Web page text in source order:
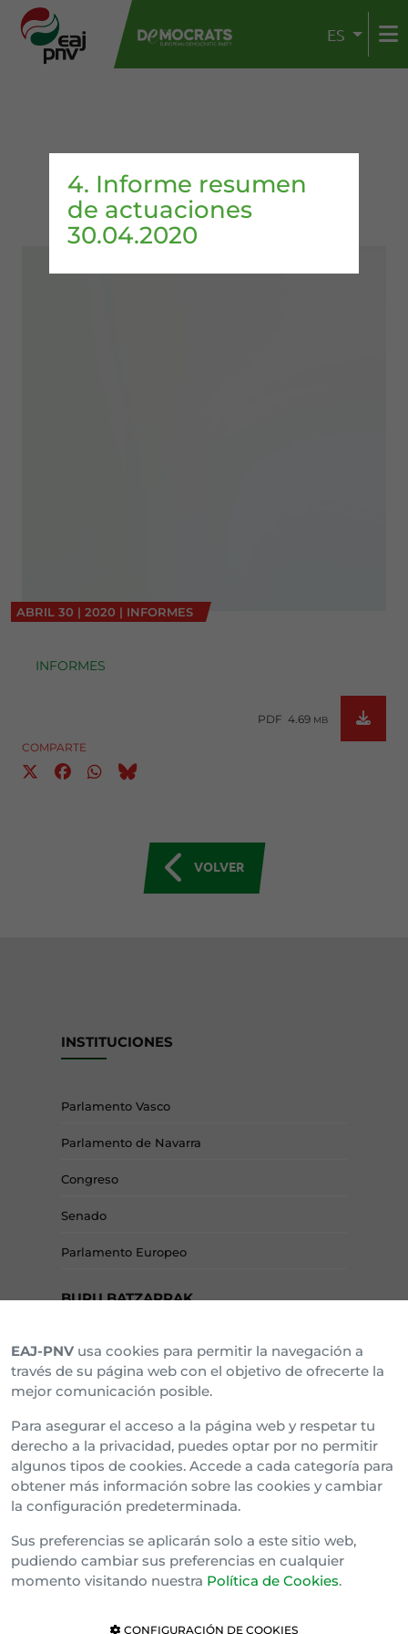
ES
4. Informe resumen
de actuaciones
30.04.2020
ABRIL 30 | 2020 | INFORMES
INFORMES
PDF 4.69 MB
COMPARTE
VOLVER
INSTITUCIONES
Parlamento Vasco
Parlamento de Navarra
Congreso
Senado
Parlamento Europeo
BURU BATZARRAK
Araba Buru Batzar
Bizkai Buru Batzar
Gipuzko Buru Batzar
Ipar Buru Batzar
Napar Buru Batzar
EAJ-PNV usa cookies para permitir la navegación a
través de su página web con el objetivo de ofrecerte la
mejor comunicación posible.
Para asegurar el acceso a la página web y respetar tu
derecho a la privacidad, puedes optar por no permitir
algunos tipos de cookies. Accede a cada categoría para
obtener más información sobre las cookies y cambiar
la configuración predeterminada.
Sus preferencias se aplicarán solo a este sitio web,
pudiendo cambiar sus preferencias en cualquier
momento visitando nuestra Política de Cookies.
CONFIGURACIÓN DE COOKIES